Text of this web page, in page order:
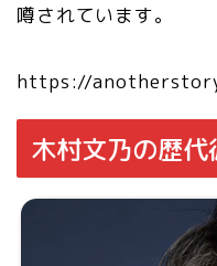
噂されています。
https://
木村文乃の歴